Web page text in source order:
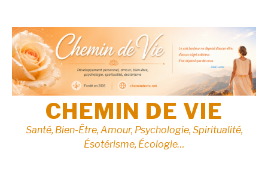
contenu
CHEMIN DE VIE
Santé, Bien-Être, Amour, Psychologie, Spiritualité,
Ésotérisme, Écologie…